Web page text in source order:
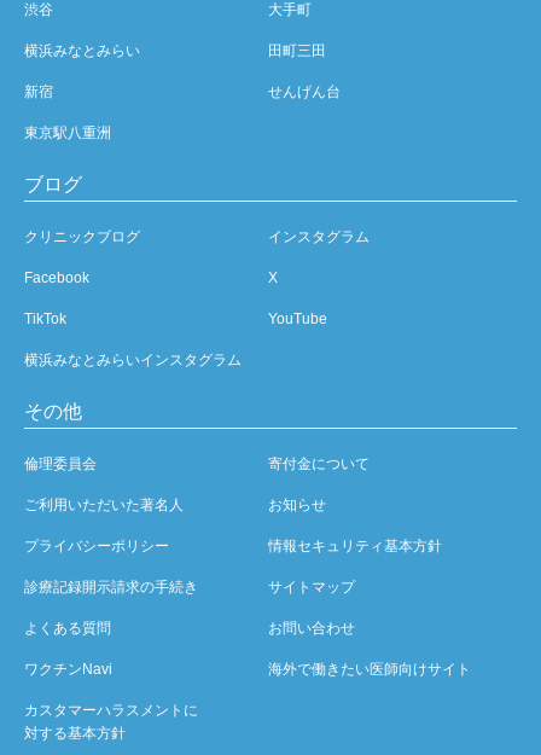
渋谷 大手町
横浜みなとみらい 田町三田
新宿 せんげん台
東京駅八重洲
ブログ
クリニックブログ インスタグラム
Facebook X
TikTok YouTube
横浜みなとみらいインスタグラム
その他
倫理委員会 寄付金について
ご利用いただいた著名人 お知らせ
プライバシーポリシー 情報セキュリティ基本方針
診療記録開示請求の手続き サイトマップ
よくある質問 お問い合わせ
ワクチンNavi 海外で働きたい医師向けサイト
カスタマーハラスメントに
対する基本方針